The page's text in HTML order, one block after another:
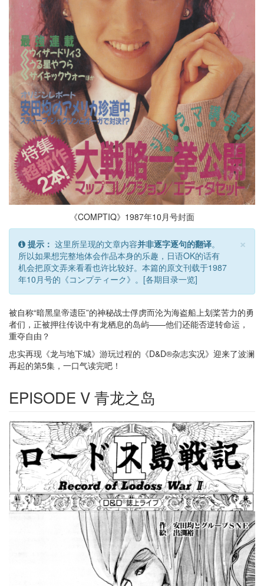
《COMPTIQ》1987年10月号封面
×
提示： 这里所呈现的文章内容并非逐字逐句的翻译。
所以如果想完整地体会作品本身的乐趣，日语OK的话有
机会把原文弄来看看也许比较好。本篇的原文刊载于1987
年10月号的《コンプティーク》。 [各期目录一览]
被自称“暗黑皇帝遗臣”的神秘战士俘虏而沦为海盗船上划桨苦力的勇
者们，正被押往传说中有龙栖息的岛屿——他们还能否逆转命运，
重夺自由？
忠实再现《龙与地下城》游玩过程的《D&D®杂志实况》迎来了波澜
再起的第5集，一口气读完吧！
EPISODE V 青龙之岛